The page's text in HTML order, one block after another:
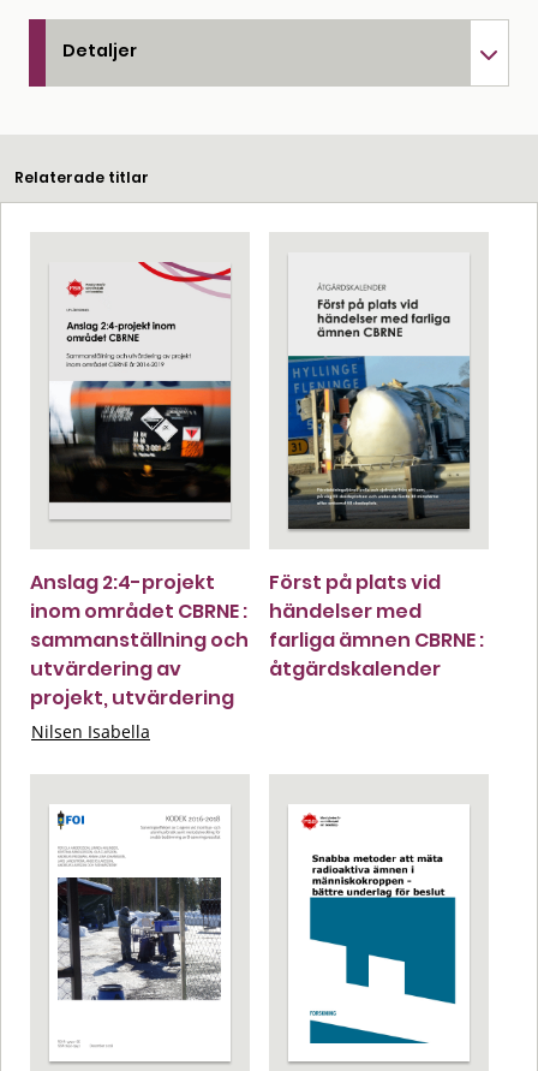
Detaljer
Relaterade titlar
Anslag 2:4-projekt
inom området CBRNE :
sammanställning och
utvärdering av
projekt, utvärdering
Nilsen Isabella
Först på plats vid
händelser med
farliga ämnen CBRNE :
åtgärdskalender